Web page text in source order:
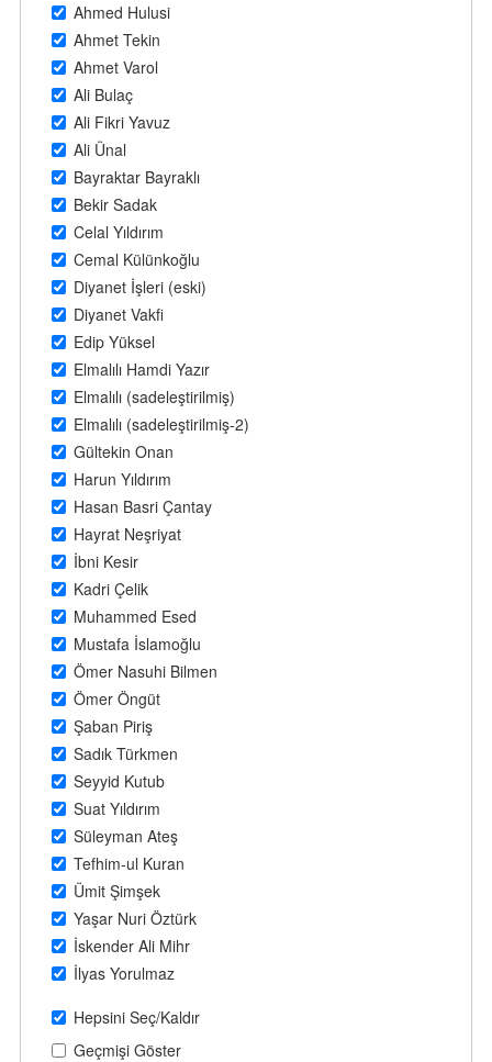
Ahmed Hulusi
Ahmet Tekin
Ahmet Varol
Ali Bulaç
Ali Fikri Yavuz
Ali Ünal
Bayraktar Bayraklı
Bekir Sadak
Celal Yıldırım
Cemal Külünkoğlu
Diyanet İşleri (eski)
Diyanet Vakfi
Edip Yüksel
Elmalılı Hamdi Yazır
Elmalılı (sadeleştirilmiş)
Elmalılı (sadeleştirilmiş-2)
Gültekin Onan
Harun Yıldırım
Hasan Basri Çantay
Hayrat Neşriyat
İbni Kesir
Kadri Çelik
Muhammed Esed
Mustafa İslamoğlu
Ömer Nasuhi Bilmen
Ömer Öngüt
Şaban Piriş
Sadık Türkmen
Seyyid Kutub
Suat Yıldırım
Süleyman Ateş
Tefhim-ul Kuran
Ümit Şimşek
Yaşar Nuri Öztürk
İskender Ali Mihr
İlyas Yorulmaz
Hepsini Seç/Kaldır
Geçmişi Göster